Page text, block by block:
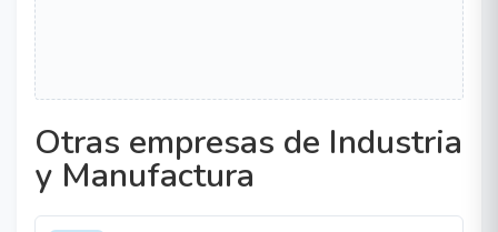
Otras empresas de Industria
y Manufactura